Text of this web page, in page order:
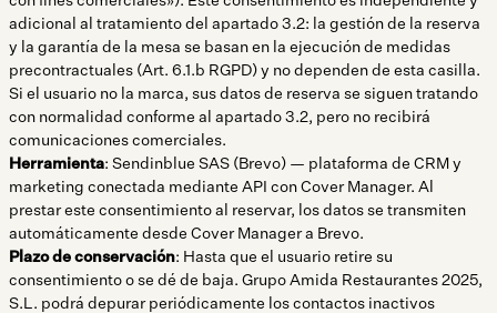
adicional al tratamiento del apartado 3.2: la gestión de la reserva
y la garantía de la mesa se basan en la ejecución de medidas
precontractuales (Art. 6.1.b RGPD) y no dependen de esta casilla.
Si el usuario no la marca, sus datos de reserva se siguen tratando
con normalidad conforme al apartado 3.2, pero no recibirá
comunicaciones comerciales.
Herramienta: Sendinblue SAS (Brevo) — plataforma de CRM y
marketing conectada mediante API con Cover Manager. Al
prestar este consentimiento al reservar, los datos se transmiten
automáticamente desde Cover Manager a Brevo.
Plazo de conservación: Hasta que el usuario retire su
consentimiento o se dé de baja. Grupo Amida Restaurantes 2025,
S.L. podrá depurar periódicamente los contactos inactivos